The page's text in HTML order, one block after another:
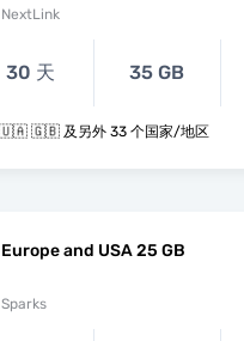
NextLink
30 天 35 GB
🇹🇷 🇺🇦 🇬🇧 及另外 33 个国家/地区
Europe and USA 25 GB
Sparks